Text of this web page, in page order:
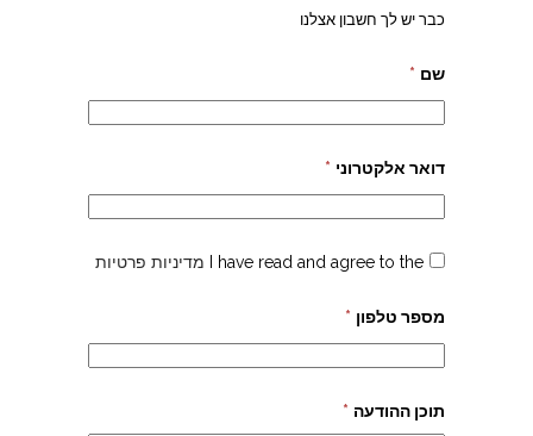
כבר יש לך חשבון אצלנו
שם *
דואר אלקטרוני *
I have read and agree to the מדיניות פרטיות
מספר טלפון *
תוכן ההודעה *